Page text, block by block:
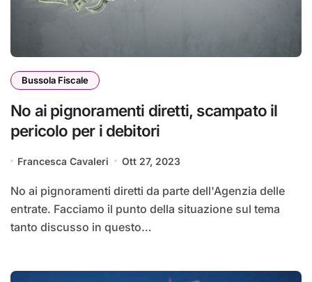
Bussola Fiscale
No ai pignoramenti diretti, scampato il
pericolo per i debitori
Francesca Cavaleri Ott 27, 2023
No ai pignoramenti diretti da parte dell'Agenzia delle
entrate. Facciamo il punto della situazione sul tema
tanto discusso in questo…